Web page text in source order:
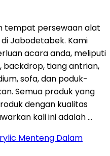
tempat persewaan alat
Jabodetabek. Kami
acara anda, meliputi
backdrop, tiang antrian,
sofa, dan poduk-
Semua produk yang
dengan kualitas
kali ini adalah …